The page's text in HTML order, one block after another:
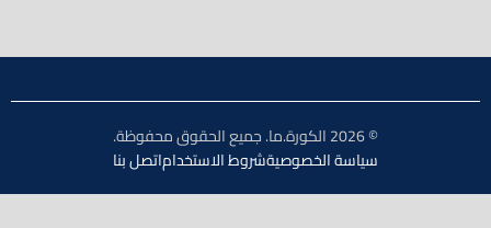
سياسة الخصوصيةشروط الاستخداماتصل بنا